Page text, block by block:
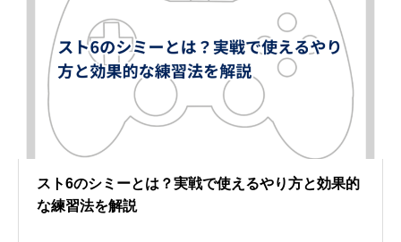
スト6のシミーとは？実戦で使えるやり方と効果的
な練習法を解説